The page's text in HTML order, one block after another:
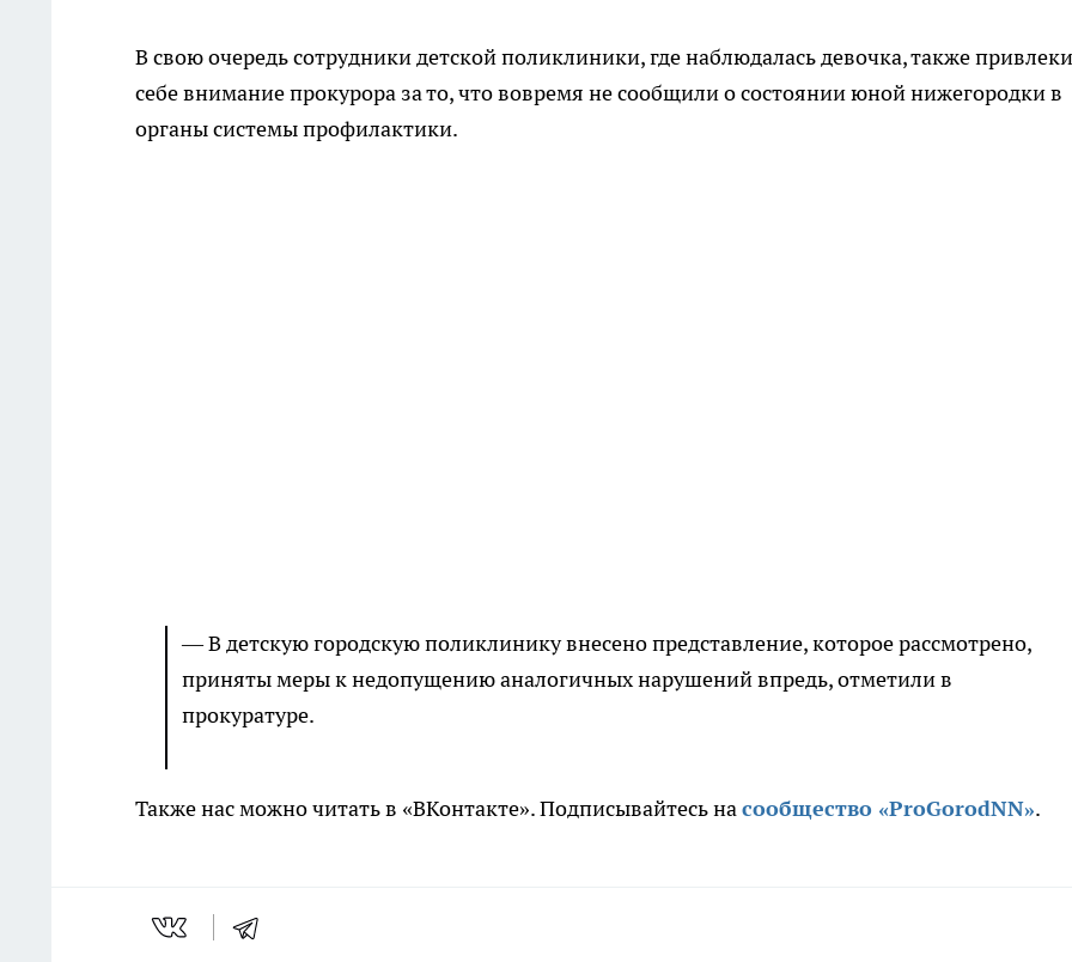
В свою очередь сотрудники детской поликлиники, где наблюдалась девочка, также
себе внимание прокурора за то, что вовремя не сообщили о состоянии юной нижегородки в
органы системы профилактики.
— В детскую городскую поликлинику внесено представление, которое рассмотрено,
приняты меры к недопущению аналогичных нарушений впредь, отметили в
прокуратуре.
Также нас можно читать в «ВКонтакте». Подписывайтесь насообщество «ProGorodNN».